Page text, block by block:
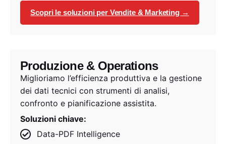
Scopri le soluzioni per Vendite & Marketing →
Produzione & Operations
Miglioriamo l’efficienza produttiva e la gestione
dei dati tecnici con strumenti di analisi,
confronto e pianificazione assistita.
Soluzioni chiave:
Data-PDF Intelligence